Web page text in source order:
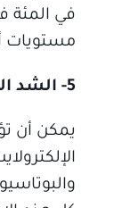
في المئة
مستويات
5- الشد العضلي
يمكن أن